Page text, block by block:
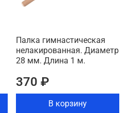
Палка гимнастическая
нелакированная. Диаметр
28 мм. Длина 1 м.
370 ₽
В корзину